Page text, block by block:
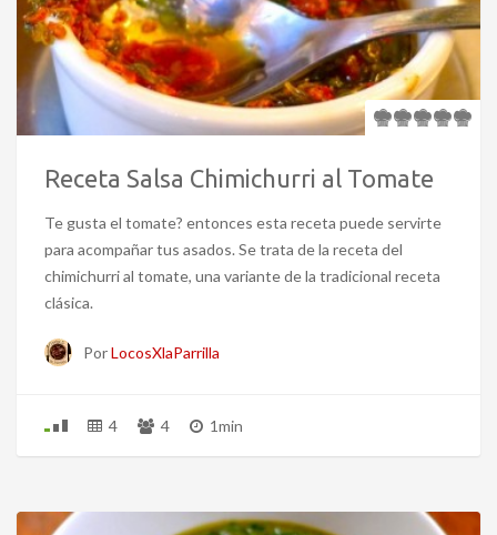
Receta Salsa Chimichurri al Tomate
Te gusta el tomate? entonces esta receta puede servirte
para acompañar tus asados. Se trata de la receta del
chimichurri al tomate, una variante de la tradicional receta
clásica.
PorLocosXlaParrilla
4 4 1min